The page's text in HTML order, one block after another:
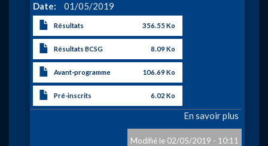
Date 01/05/2019
Résultats 356.55 Ko
Résultats BCSG 8.09 Ko
Avant-programme 106.69 Ko
Pré-inscrits 6.02 Ko
En savoir plus
02/05/2019 - 10:11